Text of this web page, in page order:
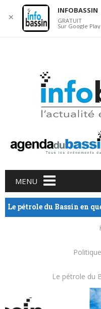
Main menu
content
MENU
Le pétrole du Bassin en
Le pétrole du
✕
INFOBASSIN
GRATUIT
Sur Google Play